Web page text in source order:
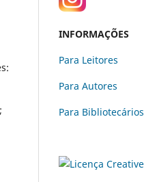
INFORMAÇÕES
Para Leitores
Para Autores
Para Bibliotecários